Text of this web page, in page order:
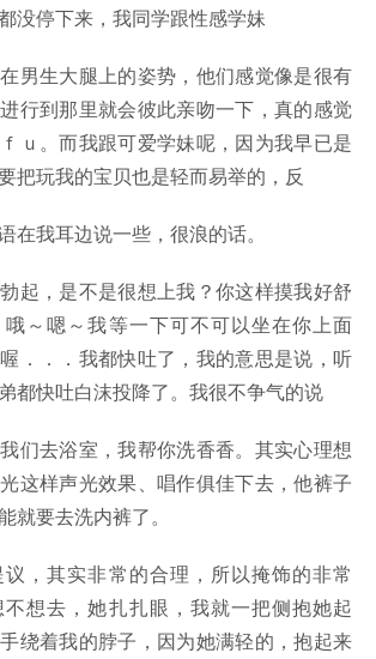
没停下来，我同学跟性感学妹
男生大腿上的姿势，他们感觉像是很有
行到那里就会彼此亲吻一下，真的感觉
ｕ。而我跟可爱学妹呢，因为我早已是
把玩我的宝贝也是轻而易举的，反
在我耳边说一些，很浪的话。
起，是不是很想上我？你这样摸我好舒
～嗯～我等一下可不可以坐在你上面
．．．我都快吐了，我的意思是说，听
都快吐白沫投降了。我很不争气的说
们去浴室，我帮你洗香香。其实心理想
这样声光效果、唱作俱佳下去，他裤子
就要去洗内裤了。
，其实非常的合理，所以掩饰的非常
想去，她扎扎眼，我就一把侧抱她起
绕着我的脖子，因为她满轻的，抱起来